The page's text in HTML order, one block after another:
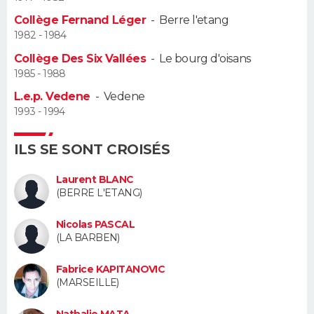
Alimentation
Guide de la santé
Maladies
Médicaments
Sommeil
VOYAGE
Destinations
City break
Voyage nature
Voyage de noces
Forum
Climat
+
PHOTO
GUIDES D'ACHAT
BONS PLANS
Carte de Noël
Carte Bonne année
Carte Saint-Valentin
Carte Pâques
Carte d'anniversaire
DICTIONNAIRE
Dictionnaire
Biographies
Citations
Expressions
Proverbes
PROGRAMME TV
S'inscrire
Se connecter
Lycées
Collèges
Primaires
Universités
Entreprises
Service militaire
Avis de recherche
AVIS DE DÉCÈS
Collège Fernand Léger- Berre l'etang
1982 - 1984
Collège Des Six Vallées- Le bourg d'oisans
1985 - 1988
L.e.p. Vedene - Vedene
1993 - 1994
ILS SE SONT CROISÉS
Laurent BLANC
(BERRE L'ETANG)
Nicolas PASCAL
(LA BARBEN)
Fabrice KAPITANOVIC
(MARSEILLE)